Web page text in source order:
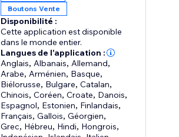
Boutons Vente
Disponibilité :
Cette application est disponible
dans le monde entier.
Langues de l'application :
Anglais, Albanais, Allemand,
Arabe, Arménien, Basque,
Biélorusse, Bulgare,Catalan,
Chinois,Coréen,Croate, Danois,
Espagnol, Estonien, Finlandais,
Français,Gallois,Géorgien,
Grec, Hébreu, Hindi, Hongrois,